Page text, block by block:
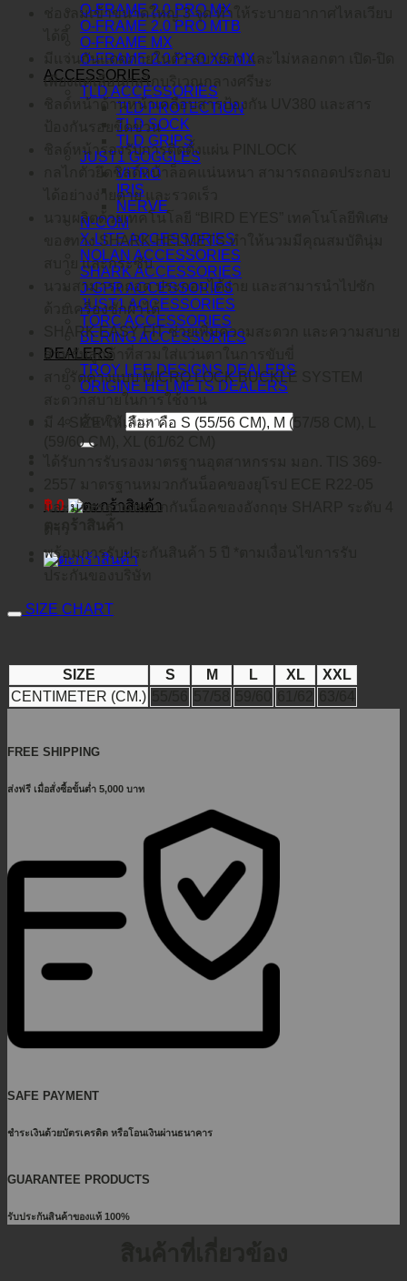
O-FRAME 2.0 PRO MX
O-FRAME 2.0 PRO MTB
O-FRAME MX
O-FRAME 2.0 PRO XS MX
ACCESSORIES
TLD ACCESSORIES
TLD PROTECTION
TLD SOCK
TLD GRIPS
JUST1 GOGGLES
VITRO
IRIS
NERVE
N-COM
X-LITE ACCESSORIES
NOLAN ACCESSORIES
SHARK ACCESSORIES
J-GPR ACCESSORIES
JUST1 ACCESSORIES
TORC ACCESSORIES
BERING ACCESSORIES
DEALERS
TROY LEE DESIGNS DEALERS
ORIGINE HELMETS DEALERS
฿ 0
ช่องลมเข้าขนาดใหญ่ 3 จุด ทำให้ระบายอากาศไหลเวียบ
มีแว่นกันแดดภายในตัว สบายตา และไม่หลอกตา เปิด-ปิด
เพียงแค่เลื่อนกลไกบริเวณกลางศรีษะ
ชิลด์หน้าด้านหน้าเคลือบสารป้องกัน UV380 และสาร
ป้องกันรอยขีดข่วน
ชิลด์หน้ารองรับการติดตั้งแผ่น PINLOCK
กลไกตัวยึดชิลด์หน้าล็อคแน่นหนา สามารถถอดประกอบ
ได้อย่างง่ายดาย และรวดเร็ว
นวมผลิตด้วยเทคโนโลยี “BIRD EYES” เทคโนโลยีพิเศษ
ของทาง SHARK-HELMETS ทำให้นวมมีคุณสมบัตินุ่ม
สบาย และกระซับ
นวมสามารถถอด ประกอบได้ง่าย และสามารนำไปซัก
ด้วยเครื่องซักผ้าได้
SHARK EASY FIT ช่วยเพิ่มความสะดวก และความสบาย
สำหรับลูกค้าที่สวมใส่แว่นตาในการขับขี่
สายรัดคางแบบ MICRO LOCK BUCKLE SYSTEM
มี 4 SIZE ให้เลือก คือ S (55/56 CM), M (57/58 CM), L
(59/60 CM), XL (61/62 CM)
และมาตรฐานหมวกกันน็อคของอังกฤษ SHARP ระดับ 4
พร้อมการรับประกันสินค้า 5 ปี *ตามเงื่อนไขการรับ
SIZE CHART
SIZE S M L XL
XXL
CENTIMETER (CM.)
FREE SHIPPING
ส่งฟรี เมื่อสั่งซื้อขั้นต่ำ 5,000 บาท
SAFE PAYMENT
ชำระเงินด้วยบัตรเครดิต หรือโอนเงินผ่านธนาคาร
GUARANTEE PRODUCTS
รับประกันสินค้าของแท้ 100%